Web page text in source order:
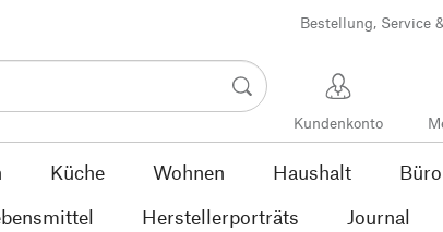
Bestellung, Service
Kundenkonto
Küche Wohnen Haushalt Büro
Herstellerporträts Journal